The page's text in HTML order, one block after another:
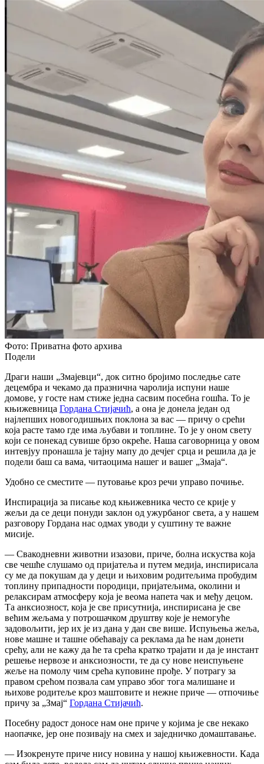
Фото: Приватна фото архива
Подели
Драги наши „Змајевци“, док ситно бројимо последње сате
децембра и чекамо да празнична чаролија испуни наше
домове, у госте нам стиже једна сасвим посебна гошћа. То је
књижевница Гордана Стијачић, а она је донела један од
најлепших новогодишњих поклона за вас — причу о срећи
која расте тамо где има љубави и топлине. То је у оном свету
који се понекад сувише брзо окреће. Наша саговорница у овом
интевјуу пронашла је тајну мапу до дечјег срца и решила да је
подели баш са вама, читаоцима нашег и вашег „Змаја“.
Удобно се сместите — путовање кроз речи управо почиње.
Инспирација за писање код књижевника често се крије у
жељи да се деци понуди заклон од ужурбаног света, а у нашем
разговору Гордана нас одмах уводи у суштину те важне
мисије.
— Свакодневни животни изазови, приче, болна искуства која
све чешће слушамо од пријатеља и путем медија, инспирисала
су ме да покушам да у деци и њиховим родитељима пробудим
топлину припадности породици, пријатељима, околини и
релаксирам атмосферу која је веома напета чак и међу децом.
Та анксиозност, која је све присутнија, инспирисана је све
већим жељама у потрошачком друштву које је немогуће
задовољити, јер их је из дана у дан све више. Испуњења жеља,
нове машне и ташне обећавају са реклама да ће нам донети
срећу, али не кажу да ће та срећа кратко трајати и да је инстант
решење нервозе и анксиозности, те да су нове неиспуњене
жеље на помолу чим срећа куповине прође. У потрагу за
правом срећом позвала сам управо због тога малишане и
њихове родитеље кроз маштовите и нежне приче — отпочиње
причу за „Змај“ Гордана Стијачић.
Посебну радост доносе нам оне приче у којима је све некако
наопачке, јер оне позивају на смех и заједничко домаштавање.
— Изокренуте приче нису новина у нашој књижевности. Када